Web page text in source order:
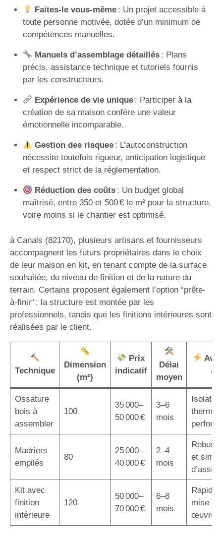
Faites-le vous-même: Un projet accessible à
toute personne motivée, dotée d’un minimum de
compétences manuelles.
Manuels d’assemblage détaillés: Plans
précis, assistance technique et tutoriels fournis
par les constructeurs.
Expérience de vie unique: Participer à la
création de sa maison confère une valeur
émotionnelle incomparable.
Gestion des risques: L’autoconstruction
nécessite toutefois rigueur, anticipation logistique
et respect strict de la réglementation.
Réduction des coûts: Un budget global
maîtrisé, entre 350 et 500 € le m² pour la structure,
voire moins si le chantier est optimisé.
à Canals (82170), plusieurs artisans et fournisseurs
accompagnent les futurs propriétaires dans le choix
de leur maison en kit, en tenant compte de la surface
souhaitée, du niveau de finition et de la nature du
terrain. Certains proposent également l’option “prête-
à-finir“ : la structure est montée par les
professionnels, tandis que les finitions intérieures sont
réalisées par le client.
Technique
Dimension
(m²)
Prix
indicatif
Délai
moyen
clé
Ossature
bois à
assembler
100
35 000–
50 000 €
3–6
mois
Isolation
Madriers
empilés
80
25 000–
40 000 €
2–4
mois
et
Kit avec
finition
intérieure
120
50 000–
70 000 €
6–8
mois
mise en
œuvre